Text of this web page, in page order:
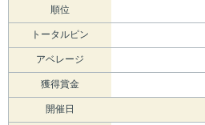
順位
トータルピン
アベレージ
獲得賞金
開催日